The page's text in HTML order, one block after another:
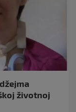
životnoj